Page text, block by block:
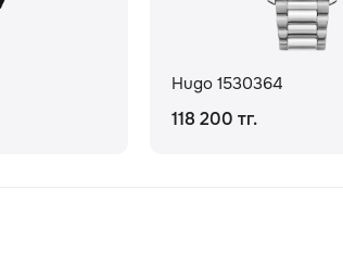
Hugo 1530364
118 200 тг.